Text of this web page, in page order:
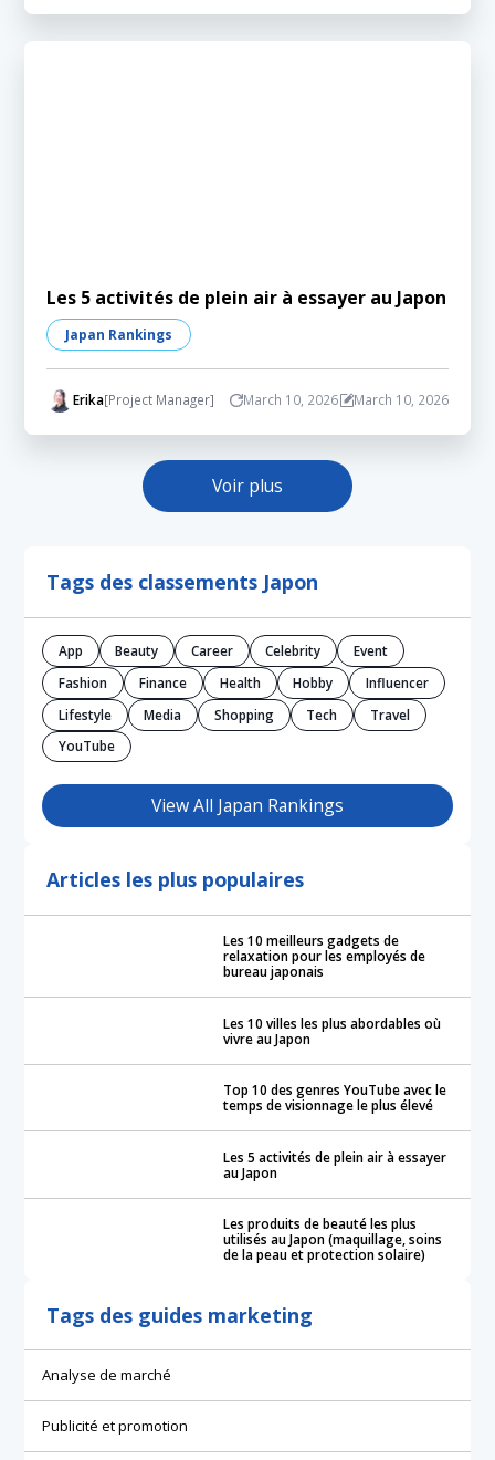
Les 5 activités de plein air à essayer au Japon
Japan Rankings
Erika[Project Manager] March 10, 2026 March 10, 2026
Voir plus
Tags des classements Japon
App Beauty Career Celebrity
Event
Fashion
Finance Health Hobby
Influencer
Lifestyle
Media Shopping Tech
Travel
YouTube
View All Japan Rankings
Articles les plus populaires
Les 10 meilleurs gadgets de
relaxation pour les employés de
bureau japonais
Les 10 villes les plus abordables où
vivre au Japon
Top 10 des genres YouTube avec le
temps de visionnage le plus élevé
Les 5 activités de plein air à essayer
au Japon
Les produits de beauté les plus
utilisés au Japon (maquillage, soins
de la peau et protection solaire)
Tags des guides marketing
Analyse de marché
Publicité et promotion